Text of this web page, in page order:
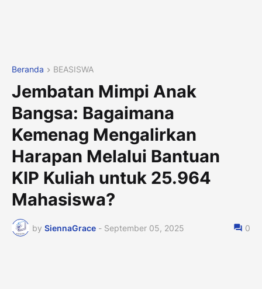
Beranda BEASISWA
Jembatan Mimpi Anak
Bangsa: Bagaimana
Kemenag Mengalirkan
Harapan Melalui Bantuan
KIP Kuliah untuk 25.964
Mahasiswa?
by SiennaGrace - September 05, 2025 0